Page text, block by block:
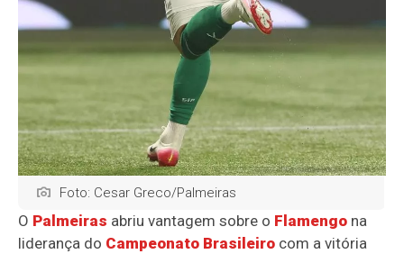
Foto: Cesar Greco/Palmeiras
O Palmeiras abriu vantagem sobre o Flamengo na
liderança do Campeonato Brasileiro com a vitória